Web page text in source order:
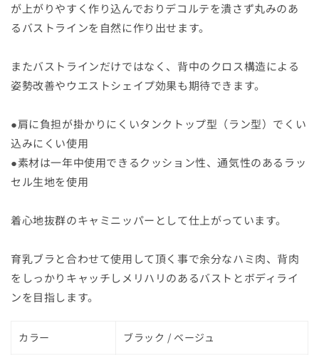
が上がりやすく作り込んでおりデコルテを潰さず丸みのあ
るバストラインを自然に作り出せます。
またバストラインだけではなく、背中のクロス構造による
姿勢改善やウエストシェイプ効果も期待できます。
●肩に負担が掛かりにくいタンクトップ型（ラン型）でくい
込みにくい使用
●素材は一年中使用できるクッション性、通気性のあるラッ
セル生地を使用
着心地抜群のキャミニッパーとして仕上がっています。
育乳ブラと合わせて使用して頂く事で余分なハミ肉、背肉
をしっかりキャッチしメリハリのあるバストとボディライ
ンを目指します。
カラー ブラック / ベージュ